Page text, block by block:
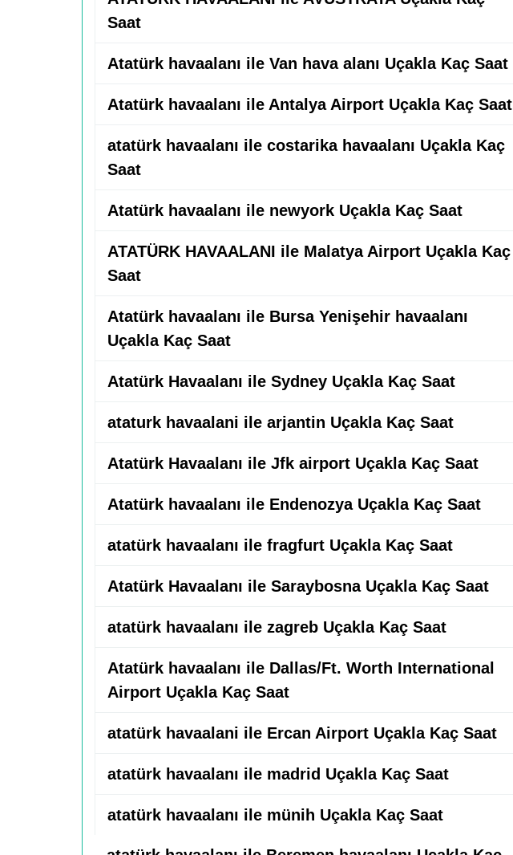
Saat
Atatürk havaalanı ile Van hava alanı Uçakla Kaç Saat
Atatürk havaalanı ile Antalya Airport Uçakla Kaç Saat
atatürk havaalanı ile costarika havaalanı Uçakla Kaç
Saat
Atatürk havaalanı ile newyork Uçakla Kaç Saat
ATATÜRK HAVAALANI ile Malatya Airport Uçakla Kaç
Saat
Atatürk havaalanı ile Bursa Yenişehir havaalanı
Uçakla Kaç Saat
Atatürk Havaalanı ile Sydney Uçakla Kaç Saat
ataturk havaalani ile arjantin Uçakla Kaç Saat
Atatürk Havaalanı ile Jfk airport Uçakla Kaç Saat
Atatürk havaalanı ile Endenozya Uçakla Kaç Saat
atatürk havaalanı ile fragfurt Uçakla Kaç Saat
Atatürk Havaalanı ile Saraybosna Uçakla Kaç Saat
atatürk havaalanı ile zagreb Uçakla Kaç Saat
Atatürk havaalanı ile Dallas/Ft. Worth International
Airport Uçakla Kaç Saat
atatürk havaalani ile Ercan Airport Uçakla Kaç Saat
atatürk havaalanı ile madrid Uçakla Kaç Saat
atatürk havaalanı ile münih Uçakla Kaç Saat